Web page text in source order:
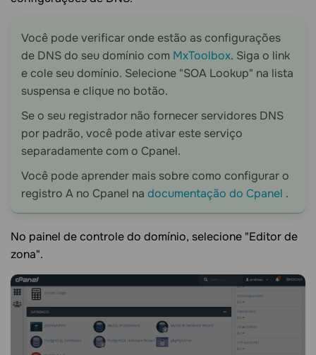
Você pode verificar onde estão as configurações
de DNS do seu domínio com MxToolbox. Siga o link
e cole seu domínio. Selecione "SOA Lookup" na lista
suspensa e clique no botão.
Se o seu registrador não fornecer servidores DNS
por padrão, você pode ativar este serviço
separadamente com o Cpanel.
Você pode aprender mais sobre como configurar o
registro A no Cpanel na documentação do Cpanel .
No painel de controle do domínio, selecione "Editor de
zona".